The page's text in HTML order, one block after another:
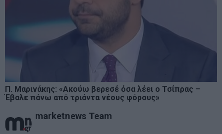
Π. Μαρινάκης: «Ακούω βερεσέ όσα λέει ο Τσίπρας –
Έβαλε πάνω από τριάντα νέους φόρους»
marketnews Team